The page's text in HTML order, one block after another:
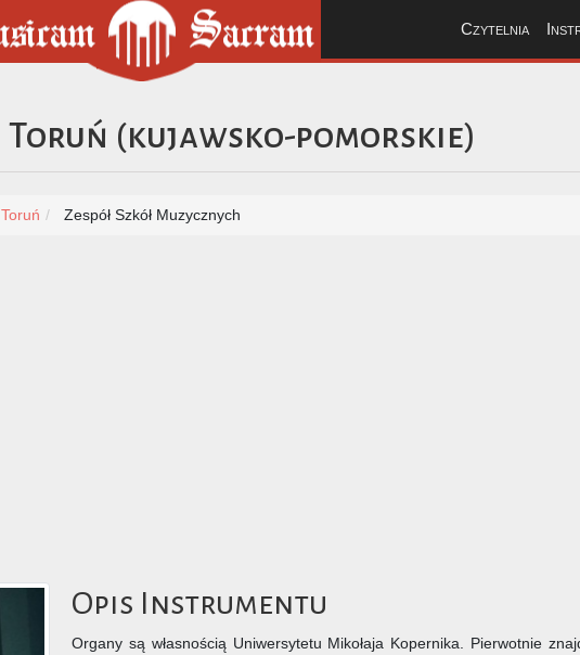
Czytelnia
Toruń (kujawsko-pomorskie)
Toruń Zespół Szkół Muzycznych
Opis Instrumentu
Organy są własnością Uniwersytetu Mikołaja Kopernika. Pierwotnie